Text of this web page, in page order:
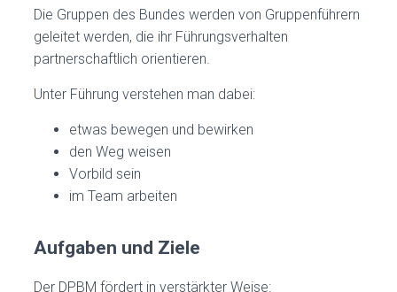
Die Gruppen des Bundes werden von Gruppenführern
geleitet werden, die ihr Führungsverhalten
partnerschaftlich orientieren.
Unter Führung verstehen man dabei:
etwas bewegen und bewirken
den Weg weisen
Vorbild sein
im Team arbeiten
Aufgaben und Ziele
Der DPBM fördert in verstärkter Weise: